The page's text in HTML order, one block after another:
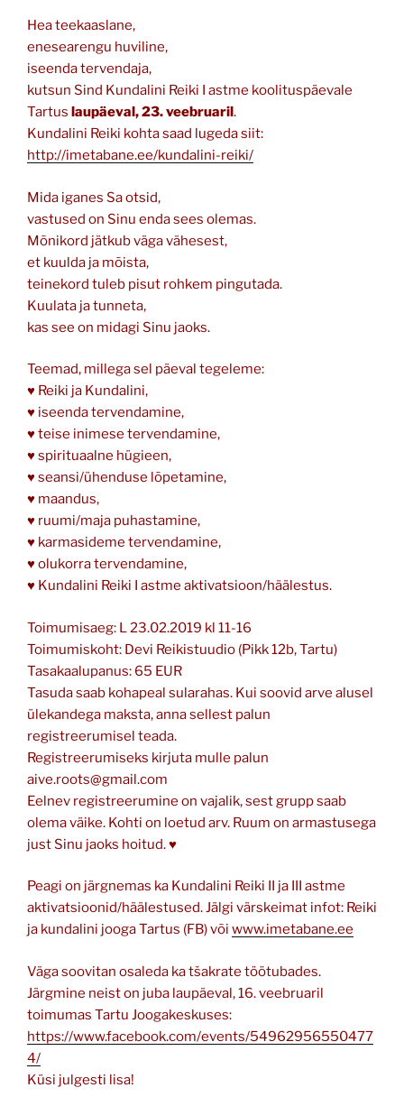
Hea teekaaslane,
enesearengu huviline,
iseenda tervendaja,
kutsun Sind Kundalini Reiki I astme koolituspäevale
Tartus laupäeval, 23. veebruaril.
Kundalini Reiki kohta saad lugeda siit:
http://imetabane.ee/kundalini-reiki/
Mida iganes Sa otsid,
vastused on Sinu enda sees olemas.
Mõnikord jätkub väga vähesest,
et kuulda ja mõista,
teinekord tuleb pisut rohkem pingutada.
Kuulata ja tunneta,
kas see on midagi Sinu jaoks.
Teemad, millega sel päeval tegeleme:
♥ Reiki ja Kundalini,
♥ iseenda tervendamine,
♥ teise inimese tervendamine,
♥ spirituaalne hügieen,
♥ seansi/ühenduse lõpetamine,
♥ maandus,
♥ ruumi/maja puhastamine,
♥ karmasideme tervendamine,
♥ olukorra tervendamine,
♥ Kundalini Reiki I astme aktivatsioon/häälestus.
Toimumisaeg: L 23.02.2019 kl 11-16
Toimumiskoht: Devi Reikistuudio (Pikk 12b, Tartu)
Tasakaalupanus: 65 EUR
Tasuda saab kohapeal sularahas. Kui soovid arve alusel
ülekandega maksta, anna sellest palun
registreerumisel teada.
Registreerumiseks kirjuta mulle palun
aive.roots@gmail.com
Eelnev registreerumine on vajalik, sest grupp saab
olema väike. Kohti on loetud arv. Ruum on armastusega
just Sinu jaoks hoitud. ♥
Peagi on järgnemas ka Kundalini Reiki II ja III astme
aktivatsioonid/häälestused. Jälgi värskeimat infot: Reiki
ja kundalini jooga Tartus (FB) või www.imetabane.ee
Väga soovitan osaleda ka tšakrate töötubades.
Järgmine neist on juba laupäeval, 16. veebruaril
toimumas Tartu Joogakeskuses:
https://www.facebook.com/events/54962956550477
4/
Küsi julgesti lisa!